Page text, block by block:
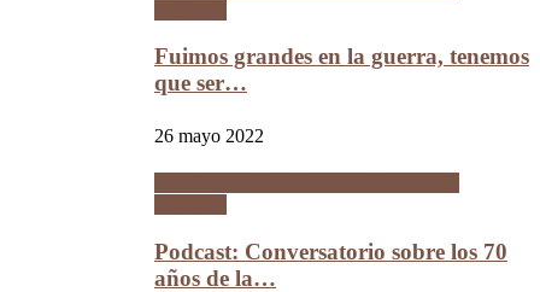
Fuimos grandes en la guerra, tenemos
que ser…
26 mayo 2022
Podcast: Conversatorio sobre los 70
años de la…